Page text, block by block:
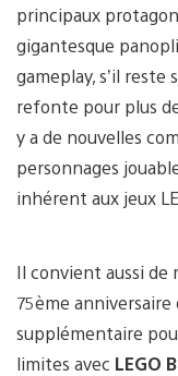
principaux
gigantesque
gameplay, s’il
refonte pour plus
y a de nouvelles
personnages
inhérent aux jeux
Il convient aussi de
75ème
supplémentaire
limites avec LEGO